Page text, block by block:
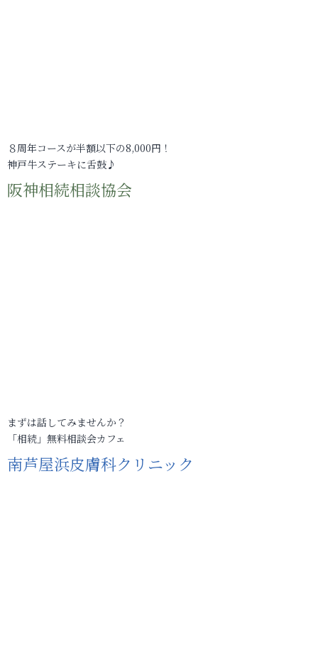
８周年コースが半額以下の8,000円！
神戸牛ステーキに舌鼓♪
阪神相続相談協会
まずは話してみませんか？
「相続」無料相談会カフェ
南芦屋浜皮膚科クリニック